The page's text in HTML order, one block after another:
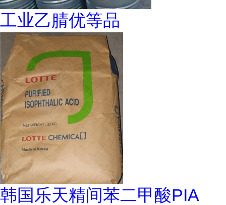
工业乙腈优等品
韩国乐天精间苯二甲酸PIA